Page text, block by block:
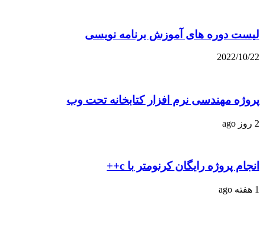
لیست دوره های آموزش برنامه نویسی
2022/10/22
پروژه مهندسی نرم افزار کتابخانه تحت وب
2 روز ago
انجام پروژه رایگان کرنومتر با c++
1 هفته ago